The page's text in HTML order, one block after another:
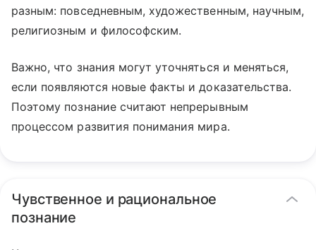
разным: повседневным, художественным, научным,
религиозным и философским.
Важно, что знания могут уточняться и меняться,
если появляются новые факты и доказательства.
Поэтому познание считают непрерывным
процессом развития понимания мира.
Чувственное и рациональное
познание